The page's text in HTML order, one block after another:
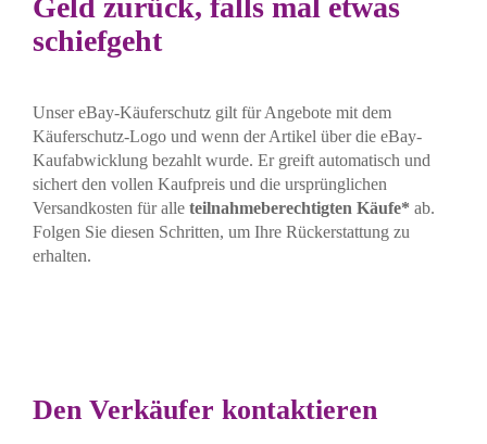
Geld zurück, falls mal etwas
schiefgeht
Unser eBay-Käuferschutz gilt für Angebote mit dem
Käuferschutz-Logo und wenn der Artikel über die eBay-
Kaufabwicklung bezahlt wurde. Er greift automatisch und
sichert den vollen Kaufpreis und die ursprünglichen
Versandkosten für alle teilnahmeberechtigten Käufe* ab.
Folgen Sie diesen Schritten, um Ihre Rückerstattung zu
erhalten.
Den Verkäufer kontaktieren